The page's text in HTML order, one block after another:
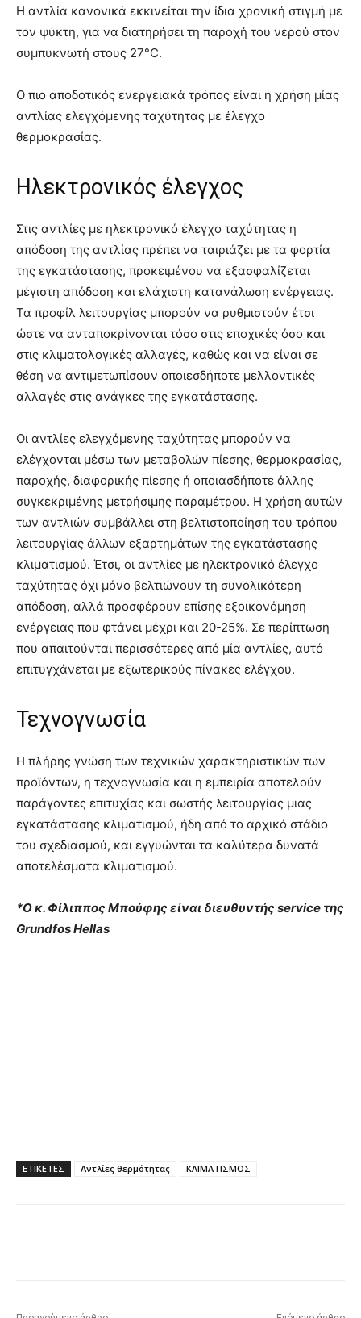
Η αντλία κανονικά εκκινείται την ίδια χρονική στιγμή με
τον ψύκτη, για να διατηρήσει τη παροχή του νερού στον
συμπυκνωτή στους 27°C.
Ο πιο αποδοτικός ενεργειακά τρόπος είναι η χρήση μίας
αντλίας ελεγχόμενης ταχύτητας με έλεγχο
θερμοκρασίας.
Ηλεκτρονικός έλεγχος
Στις αντλίες με ηλεκτρονικό έλεγχο ταχύτητας η
απόδοση της αντλίας πρέπει να ταιριάζει με τα φορτία
της εγκατάστασης, προκειμένου να εξασφαλίζεται
μέγιστη απόδοση και ελάχιστη κατανάλωση ενέργειας.
Τα προφίλ λειτουργίας μπορούν να ρυθμιστούν έτσι
ώστε να ανταποκρίνονται τόσο στις εποχικές όσο και
στις κλιματολογικές αλλαγές, καθώς και να είναι σε
θέση να αντιμετωπίσουν οποιεσδήποτε μελλοντικές
αλλαγές στις ανάγκες της εγκατάστασης.
Οι αντλίες ελεγχόμενης ταχύτητας μπορούν να
ελέγχονται μέσω των μεταβολών πίεσης, θερμοκρασίας,
παροχής, διαφορικής πίεσης ή οποιασδήποτε άλλης
συγκεκριμένης μετρήσιμης παραμέτρου. Η χρήση αυτών
των αντλιών συμβάλλει στη βελτιστοποίηση του τρόπου
λειτουργίας άλλων εξαρτημάτων της εγκατάστασης
κλιματισμού. Έτσι, οι αντλίες με ηλεκτρονικό έλεγχο
ταχύτητας όχι μόνο βελτιώνουν τη συνολικότερη
απόδοση, αλλά προσφέρουν επίσης εξοικονόμηση
ενέργειας που φτάνει μέχρι και 20-25%. Σε περίπτωση
που απαιτούνται περισσότερες από μία αντλίες, αυτό
επιτυγχάνεται με εξωτερικούς πίνακες ελέγχου.
Τεχνογνωσία
Η πλήρης γνώση των τεχνικών χαρακτηριστικών των
προϊόντων, η τεχνογνωσία και η εμπειρία αποτελούν
παράγοντες επιτυχίας και σωστής λειτουργίας μιας
εγκατάστασης κλιματισμού, ήδη από το αρχικό στάδιο
του σχεδιασμού, και εγγυώνται τα καλύτερα δυνατά
αποτελέσματα κλιματισμού.
*Ο κ. Φίλιππος Μπούφης είναι διευθυντής service της
Grundfos Hellas
ΕΤΙΚΕΤΕΣ Αντλίες θερμότητας ΚΛΙΜΑΤΙΣΜΟΣ